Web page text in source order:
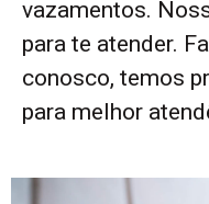
vazamentos.
para te atender.
conosco, temos
para melhor